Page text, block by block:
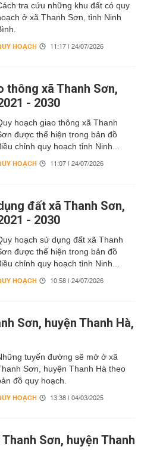
tra cứu những khu đất có quy
ở xã Thanh Sơn, tỉnh Ninh
HOẠCH 11:17 | 24/07/2026
thông xã Thanh Sơn,
- 2030
hoạch giao thông xã Thanh
được thể hiện trong bản đồ
chỉnh quy hoạch tỉnh Ninh...
HOẠCH 11:07 | 24/07/2026
đất xã Thanh Sơn,
- 2030
hoạch sử dụng đất xã Thanh
được thể hiện trong bản đồ
chỉnh quy hoạch tỉnh Ninh...
HOẠCH 10:58 | 24/07/2026
Sơn, huyện Thanh Hà,
tuyến đường sẽ mở ở xã
Sơn, huyện Thanh Hà theo
đồ quy hoạch.
HOẠCH 13:38 | 04/03/2025
Sơn, huyện Thanh